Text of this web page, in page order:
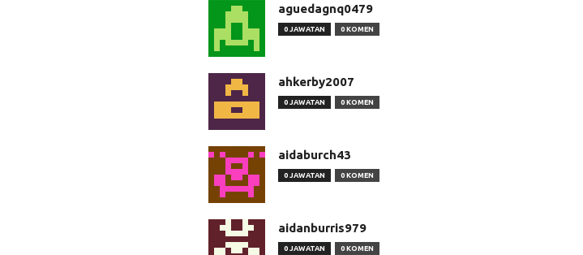
aguedagnq0479
0 JAWATAN 0 KOMEN
ahkerby2007
0 JAWATAN 0 KOMEN
aidaburch43
0 JAWATAN 0 KOMEN
aidanburris979
0 JAWATAN 0 KOMEN